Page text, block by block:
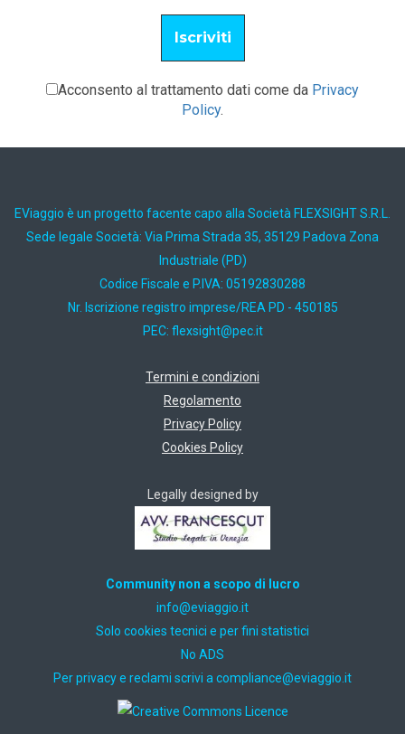
Acconsento al trattamento dati come da Privacy
Policy.
EViaggio è un progetto facente capo alla Società FLEXSIGHT S.R.L.
Sede legale Società: Via Prima Strada 35, 35129 Padova Zona
Industriale (PD)
Codice Fiscale e P.IVA: 05192830288
Nr. Iscrizione registro imprese/REA PD - 450185
PEC: ti.cep@thgisxelf
Termini e condizioni
Regolamento
Privacy Policy
Cookies Policy
Legally designed by
Community non a scopo di lucro
ti.oiggaive@ofni
Solo cookies tecnici e per fini statistici
No ADS
Per privacy e reclami scrivi a ti.oiggaive@ecnailpmoc